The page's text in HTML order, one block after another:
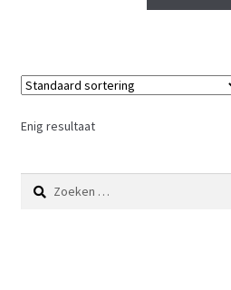
Enig resultaat
Zoeken
naar: